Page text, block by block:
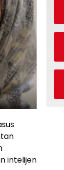
intelijen